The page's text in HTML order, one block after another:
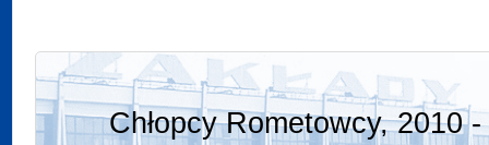
Chłopcy Rometowcy, 2010